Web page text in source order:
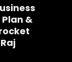
&